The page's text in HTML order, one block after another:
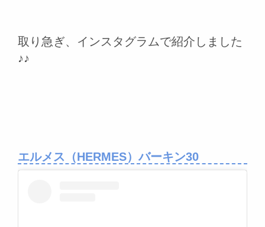
取り急ぎ、インスタグラムで紹介しました
♪♪
エルメス（HERMES）バーキン30